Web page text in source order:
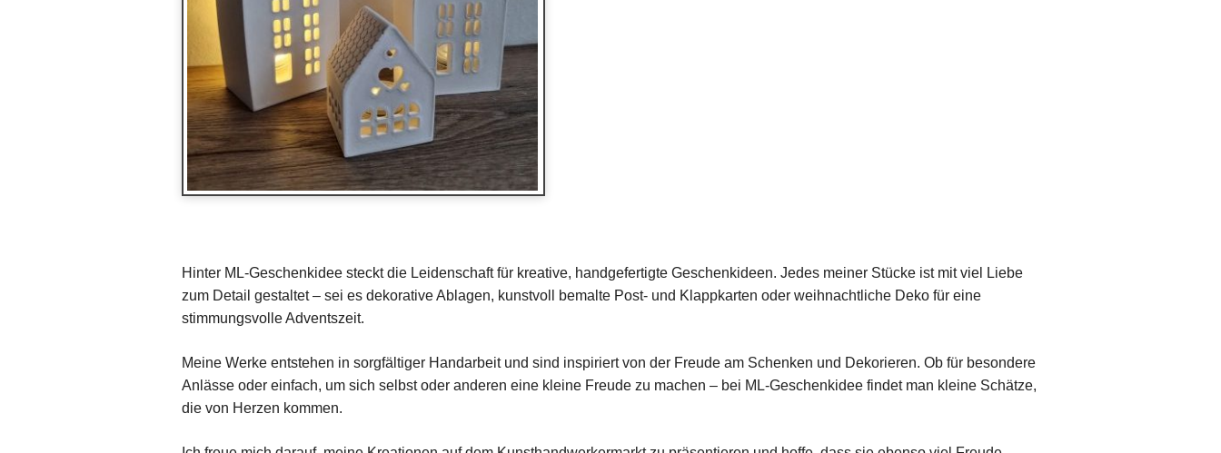
Hinter ML-Geschenkidee steckt die Leidenschaft für kreative, handgefertigte Geschenkideen. Jedes meiner Stücke ist mit viel Liebe
zum Detail gestaltet – sei es dekorative Ablagen, kunstvoll bemalte Post- und Klappkarten oder weihnachtliche Deko für eine
stimmungsvolle Adventszeit.
Meine Werke entstehen in sorgfältiger Handarbeit und sind inspiriert von der Freude am Schenken und Dekorieren. Ob für besondere
Anlässe oder einfach, um sich selbst oder anderen eine kleine Freude zu machen – bei ML-Geschenkidee findet man kleine Schätze,
die von Herzen kommen.